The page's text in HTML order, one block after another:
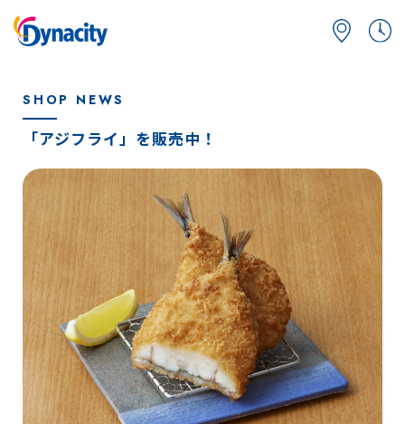
SHOP NEWS
「アジフライ」を販売中！